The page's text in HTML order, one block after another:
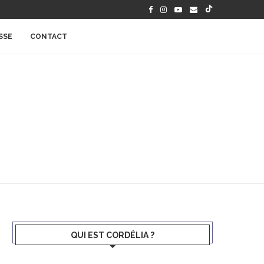
CONTACT
QUI EST CORDÉLIA ?